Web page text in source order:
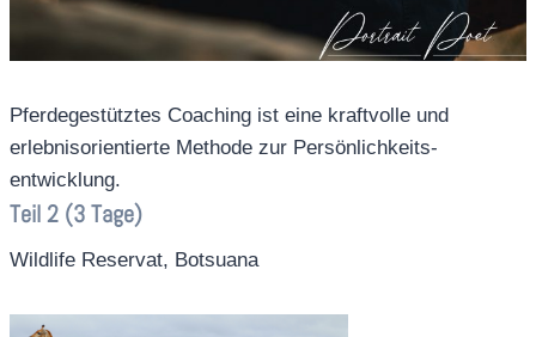
Pferdegestütztes Coaching ist eine kraftvolle und
erlebnisorientierte Methode zur Persönlichkeits-
entwicklung.
Teil 2 (3 Tage)
Wildlife Reservat, Botsuana